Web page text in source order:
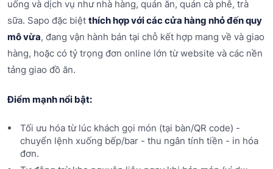
uống và dịch vụ như nhà hàng, quán ăn, quán cà phê, trà
sữa. Sapo đặc biệt thích hợp với các cửa hàng nhỏ đến quy
mô vừa, đang vận hành bán tại chỗ kết hợp mang về và giao
hàng, hoặc có tỷ trọng đơn online lớn từ website và các nền
tảng giao đồ ăn.
Điểm mạnh nổi bật:
Tối ưu hóa từ lúc khách gọi món (tại bàn/QR code) -
chuyển lệnh xuống bếp/bar - thu ngân tính tiền - in hóa
đơn.